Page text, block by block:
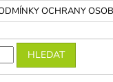
OCHRANY
HLEDAT